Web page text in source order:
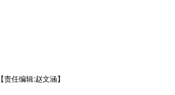
【责任编辑:赵文涵】